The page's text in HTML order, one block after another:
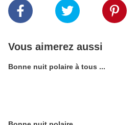
Vous aimerez aussi
Bonne nuit polaire à tous ...